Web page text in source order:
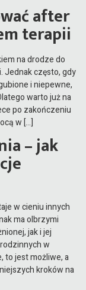
after
terapii
na drodze do
Jednak często, gdy
i niepewne,
warto już na
po zakończeniu
w […]
– jak
w cieniu innych
ma olbrzymi
jak i jej
w
to jest możliwe, a
kroków na